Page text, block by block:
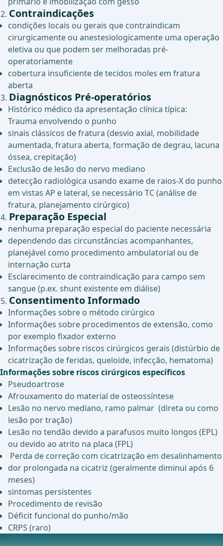
Contraindicações
condições locais ou gerais que contraindicam
cirurgicamente ou anestesiologicamente uma operação
eletiva ou que podem ser melhoradas pré-
operatoriamente
cobertura insuficiente de tecidos moles em fratura
aberta
Diagnósticos Pré-operatórios
Histórico médico da apresentação clínica típica:
Trauma envolvendo o punho
sinais clássicos de fratura (desvio axial, mobilidade
aumentada, fratura aberta, formação de degrau, lacuna
óssea, crepitação)
Exclusão de lesão do nervo mediano
detecção radiológica usando exame de raios-X do punho
em vistas AP e lateral, se necessário TC (análise de
fratura, planejamento cirúrgico)
Preparação Especial
nenhuma preparação especial do paciente necessária
dependendo das circunstâncias acompanhantes,
planejável como procedimento ambulatorial ou de
internação curta
Esclarecimento de contraindicação para campo sem
sangue (p.ex. shunt existente em diálise)
Consentimento Informado
Informações sobre o método cirúrgico
Informações sobre procedimentos de extensão, como
por exemplo fixador externo
Informações sobre riscos cirúrgicos gerais (distúrbio de
cicatrização de feridas, queloide, infecção, hematoma)
Informações sobre riscos cirúrgicos específicos
Pseudoartrose
Afrouxamento do material de osteossíntese
Lesão no nervo mediano, ramo palmar (direta ou como
lesão por tração)
Lesão no tendão devido a parafusos muito longos (EPL)
ou devido ao atrito na placa (FPL)
Perda de correção com cicatrização em desalinhamento
dor prolongada na cicatriz (geralmente diminui após 6
meses)
sintomas persistentes
Procedimento de revisão
Déficit funcional do punho/mão
CRPS (raro)
Anestesia